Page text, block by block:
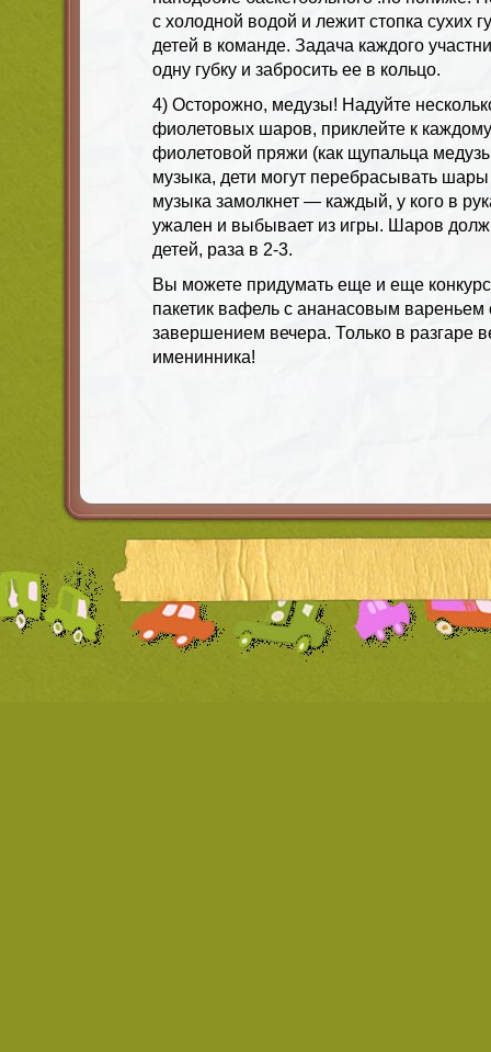
с холодной водой и лежит стопка сухих
детей в команде. Задача каждого
одну губку и забросить ее в кольцо.
4) Осторожно, медузы! Надуйте
фиолетовых шаров, приклейте к
фиолетовой пряжи (как щупальца
музыка, дети могут перебрасывать шары
музыка замолкнет — каждый, у кого в
ужален и выбывает из игры. Шаров
детей, раза в 2-3.
Вы можете придумать еще и еще
пакетик вафель с ананасовым вареньем
завершением вечера. Только в разгаре
именинника!